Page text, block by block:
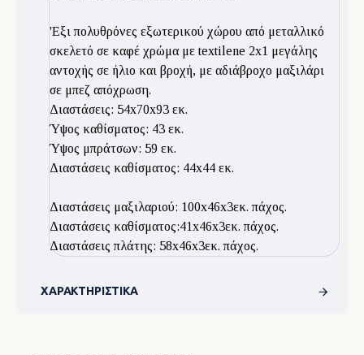
'Εξι πολυθρόνες εξωτερικού χώρου από μεταλλικό
σκελετό σε καφέ χρώμα με textilene 2x1 μεγάλης
αντοχής σε ήλιο και βροχή, με αδιάβροχο μαξιλάρι
σε μπεζ απόχρωση.
Διαστάσεις: 54x70x93 εκ.
Ύψος καθίσματος: 43 εκ.
Ύψος μπράτσων: 59 εκ.
Διαστάσεις καθίσματος: 44x44 εκ.
Διαστάσεις μαξιλαριού: 100x46x3εκ. πάχος.
Διαστάσεις καθίσματος:41x46x3εκ. πάχος.
Διαστάσεις πλάτης: 58x46x3εκ. πάχος.
ΧΑΡΑΚΤΗΡΙΣΤΙΚΆ